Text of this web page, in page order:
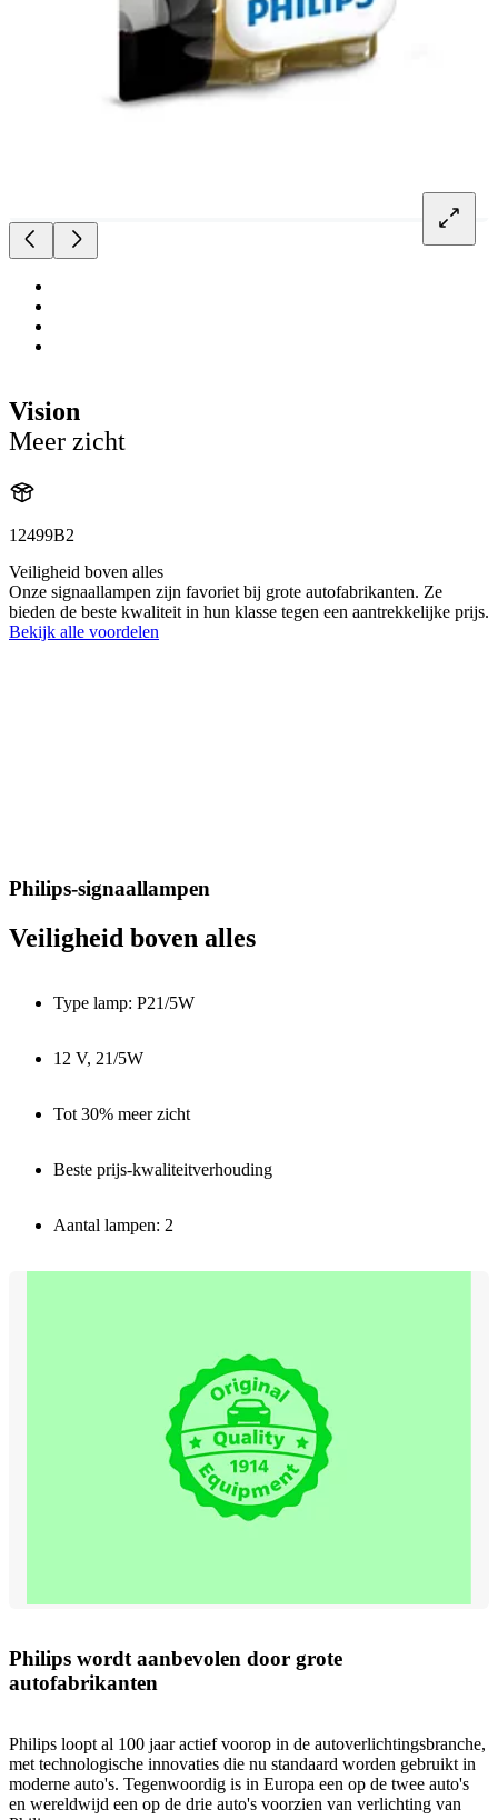
Vision
Meer zicht
12499B2
Veiligheid boven alles
Onze signaallampen zijn favoriet bij grote autofabrikanten. Ze
bieden de beste kwaliteit in hun klasse tegen een aantrekkelijke prijs.
Bekijk alle voordelen
Philips-signaallampen
Veiligheid boven alles
Type lamp: P21/5W
12 V, 21/5W
Tot 30% meer zicht
Beste prijs-kwaliteitverhouding
Aantal lampen: 2
Philips wordt aanbevolen door grote
autofabrikanten
Philips loopt al 100 jaar actief voorop in de autoverlichtingsbranche,
met technologische innovaties die nu standaard worden gebruikt in
moderne auto's. Tegenwoordig is in Europa een op de twee auto's
en wereldwijd een op de drie auto's voorzien van verlichting van